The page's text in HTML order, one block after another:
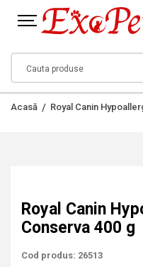
Acasă Royal Canin
Royal Canin
Conserva 400 g
Cod produs: 26513